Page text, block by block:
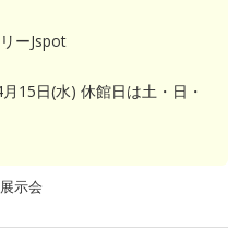
ーJspot
15日(水) 休館日は土・日・
示会